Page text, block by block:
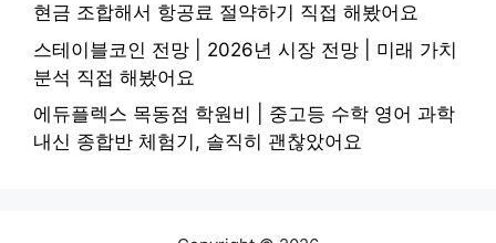
현금 조합해서 항공료 절약하기 직접 해봤어요
스테이블코인 전망 | 2026년 시장 전망 | 미래 가치
분석 직접 해봤어요
에듀플렉스 목동점 학원비 | 중고등 수학 영어 과학
내신 종합반 체험기, 솔직히 괜찮았어요